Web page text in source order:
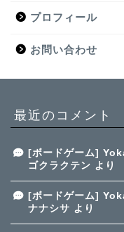
プロフィール
お問い合わせ
最近のコメント
[ボードゲーム]
ゴクラクテン より
[ボードゲーム]
ナナシサ より